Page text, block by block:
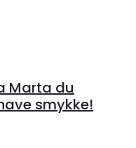
Marta du
smykke!